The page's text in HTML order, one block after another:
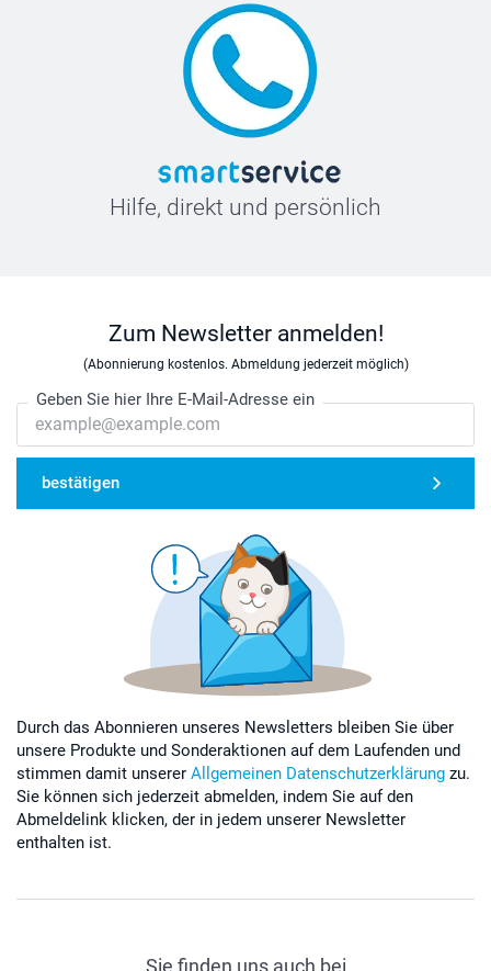
Hilfe, direkt und persönlich
Zum Newsletter anmelden!
(Abonnierung kostenlos. Abmeldung jederzeit möglich)
Geben Sie hier Ihre E-Mail-Adresse ein
bestätigen
Durch das Abonnieren unseres Newsletters bleiben Sie über
unsere Produkte und Sonderaktionen auf dem Laufenden und
stimmen damit unserer Allgemeinen Datenschutzerklärung zu.
Sie können sich jederzeit abmelden, indem Sie auf den
Abmeldelink klicken, der in jedem unserer Newsletter
enthalten ist.